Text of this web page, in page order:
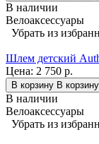
В наличии
Велоаксессуары
Убрать из
Шлем детский
Цена: 2 750 р.
В корзину В корзину
В наличии
Велоаксессуары
Убрать из